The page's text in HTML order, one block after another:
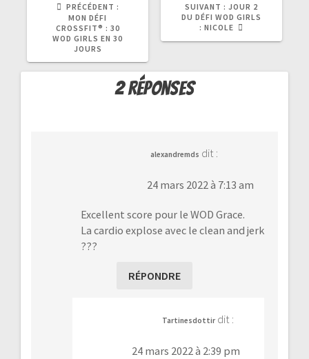
PRÉCÉDENT :
:
MON DÉFI
CROSSFIT® : 30
WOD GIRLS EN 30
JOURS
SUIVANT : ARTICLE
SUIVANT
:
JOUR 2
DU DÉFI WOD GIRLS
: NICOLE
2 réponses
alexandremds dit :
24 mars 2022 à 7:13 am
Excellent score pour le WOD Grace.
La cardio explose avec le clean and jerk
???
RÉPONDRE
Tartinesdottir dit :
24 mars 2022 à 2:39 pm